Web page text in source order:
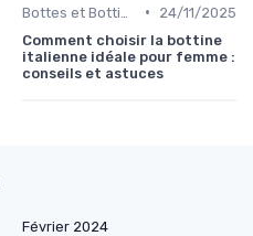
•
24/11/2025
Comment choisir la bottine
italienne idéale pour femme :
conseils et astuces
Février 2024